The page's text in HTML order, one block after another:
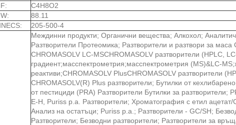
C4H8O2
88.11
205-500-4
Междинни продукти; Органични вещества; Алкохол;
Разтворители Протеомика; Разтворители и разтвори за маса
CHROMASOLV LC-MSCHROMASOLV разтворители (HPLC,
градиент;масспектрометрия;масспектрометрия (MS)&LC-
реактиви;CHROMASOLV PlusCHROMASOLV разтворители
CHROMASOLV(R) Plus разтворители; Бутилки от
от пестициди (PRA) Разтворители Бутилки за разтворители;
E-H, Puriss p.a. Разтворители; Хроматография с етил ацетат/
Анализ на остатъци; Puriss p.a.; Разтворители - GC/SH;
Разтворители; Безводни разтворители; Разтворители за